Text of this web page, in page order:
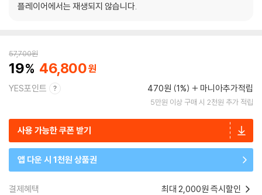
플레이어에서는 재생되지 않습니다.
57,700원
19 46,800
YES포인트 470원 (1%) 마니아추가적립
5만원 이상 구매 시 2천원 추가 적립
사용 가능한 쿠폰 받기
앱 다운 시 1천원 상품권
결제혜택 최대 2,000원 즉시할인